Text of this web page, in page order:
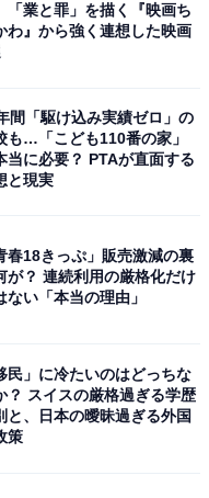
にて活躍。現在は俳
身のタレントです。
ラクターとして活躍
0-』（フジテレビ
イ』などに出演。木
かっこよく都会的な雰
男性）、「おしゃれ
う感じがします」
くて、東京のスター
代男性）、「昔から
いいイメージがあ
」（愛媛県／30代女
「業と罪」を描く『映画ち
わ』から強く連想した映画
間「駆け込み実績ゼロ」の
も…「こども110番の家」
当に必要？ PTAが直面する
と現実
春18きっぷ」販売激減の裏
が？ 連続利用の厳格化だけ
ない「本当の理由」
民」に冷たいのはどっちな
？ スイスの厳格過ぎる学歴
と、日本の曖昧過ぎる外国
策